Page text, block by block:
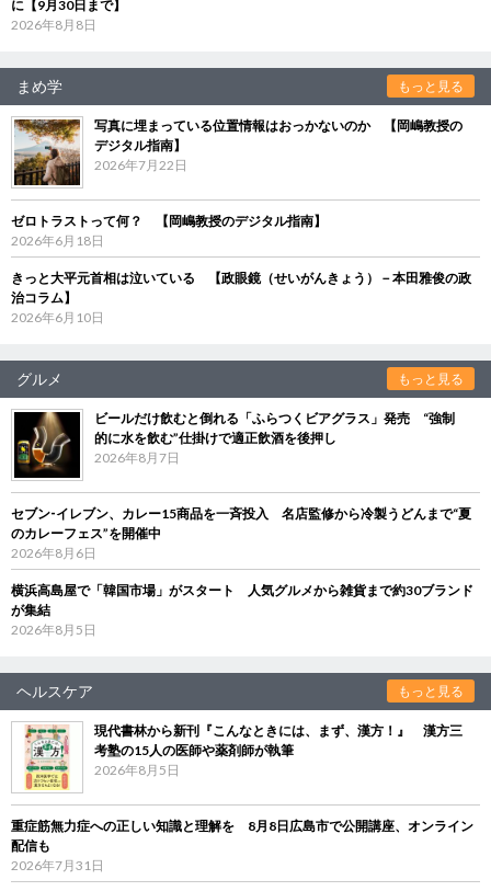
に【9月30日まで】
2026年8月8日
まめ学 もっと見る
写真に埋まっている位置情報はおっかないのか 【岡嶋教授の
デジタル指南】
2026年7月22日
ゼロトラストって何？ 【岡嶋教授のデジタル指南】
2026年6月18日
きっと大平元首相は泣いている 【政眼鏡（せいがんきょう）－本田雅俊の政
治コラム】
2026年6月10日
グルメ もっと見る
ビールだけ飲むと倒れる「ふらつくビアグラス」発売 “強制
的に水を飲む”仕掛けで適正飲酒を後押し
2026年8月7日
セブン‐イレブン、カレー15商品を一斉投入 名店監修から冷製うどんまで“夏
のカレーフェス”を開催中
2026年8月6日
横浜高島屋で「韓国市場」がスタート 人気グルメから雑貨まで約30ブランド
が集結
2026年8月5日
ヘルスケア もっと見る
現代書林から新刊『こんなときには、まず、漢方！』 漢方三
考塾の15人の医師や薬剤師が執筆
2026年8月5日
重症筋無力症への正しい知識と理解を 8月8日広島市で公開講座、オンライン
配信も
2026年7月31日